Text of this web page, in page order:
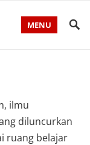
MENU
ilmu
diluncurkan
ruang belajar